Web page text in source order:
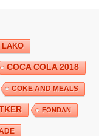
LAKO
COCA COLA 2018
COKE AND MEALS
FONDAN